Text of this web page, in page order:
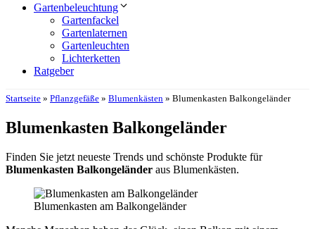
Gartenbeleuchtung
Gartenfackel
Gartenlaternen
Gartenleuchten
Lichterketten
Ratgeber
Startseite » Pflanzgefäße » Blumenkästen » Blumenkasten Balkongeländer
Blumenkasten Balkongeländer
Finden Sie jetzt neueste Trends und schönste Produkte für
Blumenkasten Balkongeländer aus Blumenkästen.
Blumenkasten am Balkongeländer